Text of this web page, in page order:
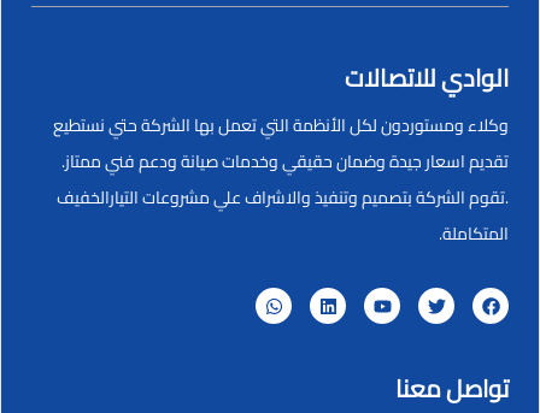
الوادي للاتصالات
وكلاء ومستوردون لكل الأنظمة التي تعمل بها الشركة حتي نستطيع
تقديم اسعار جيدة وضمان حقيقي وخدمات صيانة ودعم فني ممتاز.
.تقوم الشركة بتصميم وتنفيذ والاشراف علي مشروعات التيارالخفيف
المتكاملة.
تواصل معنا